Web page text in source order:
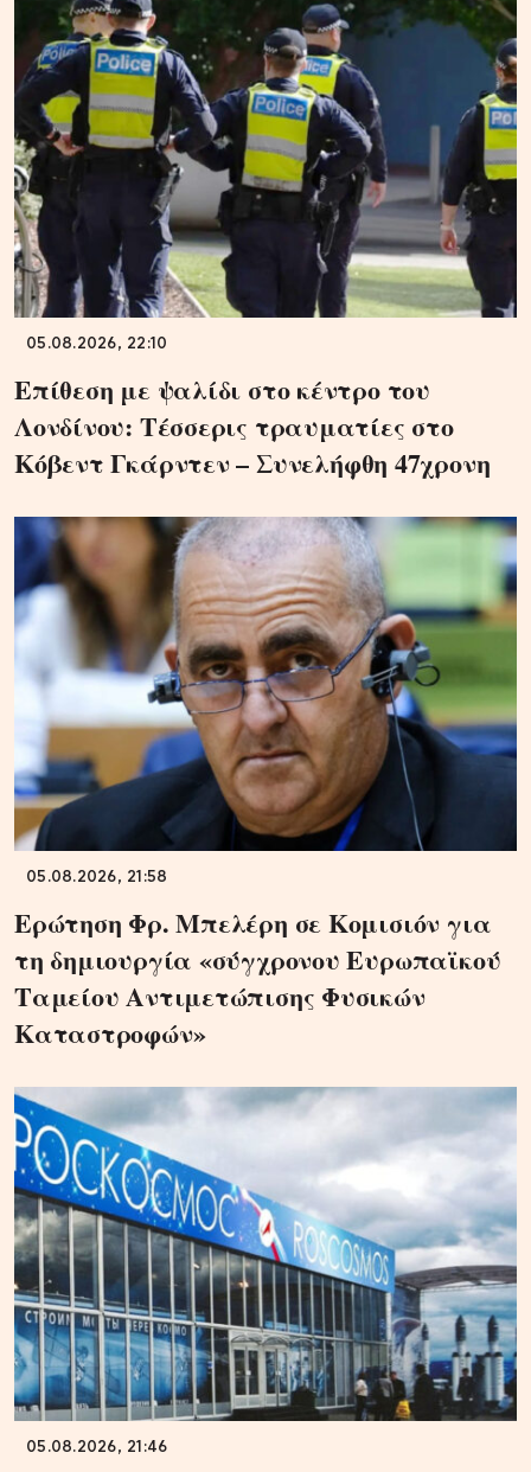
05.08.2026, 22:10
Επίθεση με ψαλίδι στο κέντρο του
Λονδίνου: Τέσσερις τραυματίες στο
Κόβεντ Γκάρντεν – Συνελήφθη 47χρονη
05.08.2026, 21:58
Ερώτηση Φρ. Μπελέρη σε Κομισιόν για
τη δημιουργία «σύγχρονου Ευρωπαϊκού
Ταμείου Αντιμετώπισης Φυσικών
Καταστροφών»
05.08.2026, 21:46